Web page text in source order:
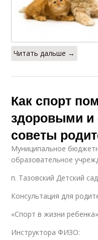
Читать дальше →
Как спорт
здоровыми и
советы
Муниципальное
образовательное
п. Тазовский Детский
Консультация для
«Спорт в жизни ребенка»
Инструктора ФИЗО: